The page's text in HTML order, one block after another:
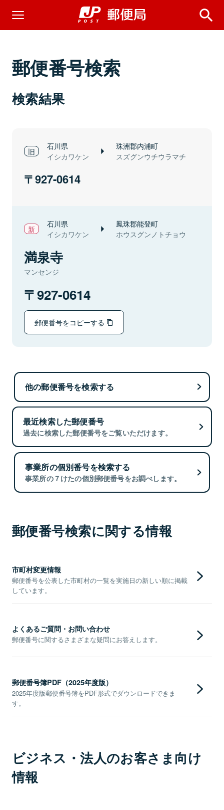
郵便番号検索
検索結果
石川県
イシカワケン
珠洲郡内浦町
スズグンウチウラマチ
927-0614
石川県
イシカワケン
鳳珠郡能登町
ホウスグンノトチョウ
満泉寺
マンセンジ
927-0614
郵便番号をコピーする
他の郵便番号を検索する
最近検索した郵便番号
過去に検索した郵便番号をご覧いただけます。
事業所の個別番号を検索する
事業所の７けたの個別郵便番号をお調べします。
郵便番号検索に関する情報
市町村変更情報
郵便番号を公表した市町村の一覧を実施日の新しい順に掲載
しています。
よくあるご質問・お問い合わせ
郵便番号に関するさまざまな疑問にお答えします。
郵便番号簿PDF（2025年度版）
2025年度版郵便番号簿をPDF形式でダウンロードできま
す。
ビジネス・法人のお客さま向け
情報